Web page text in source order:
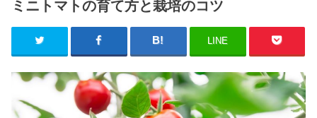
ミニトマトの育て方と栽培のコツ
LINE